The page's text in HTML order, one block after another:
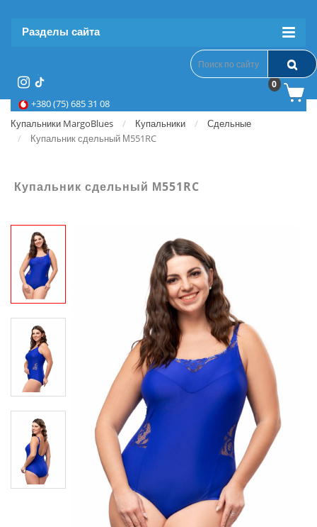
Разделы сайта
+380 (75) 685 31 08
0
Купальники MargoBlues Купальники
Сдельные
Купальник сдельный М551RC
Купальник сдельный М551RC